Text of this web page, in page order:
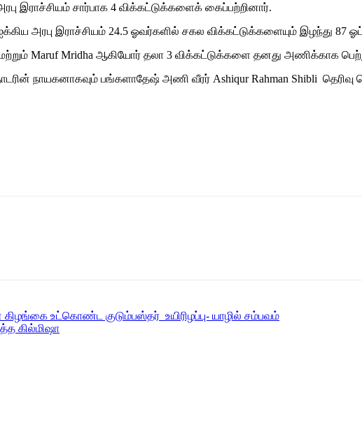
இராச்சியம் சார்பாக 4 விக்கட்டுக்களைக் கைப்பற்றினார்.
அரபு இராச்சியம் 24.5 ஓவர்களில் சகல விக்கட்டுக்களையும் இழந்து 87
மற்றும் Maruf Mridha ஆகியோர் தலா 3 விக்கட்டுக்களை தனது அணிக்காக
நாயகனாகவும் பங்களாதேஷ் அணி வீரர் Ashiqur Rahman Shibli தெரிவு
கிழங்கை உட்கொண்ட குடும்பஸ்தர் உயிரிழப்பு- யாழில் சம்பவம்
கில்மிஷா